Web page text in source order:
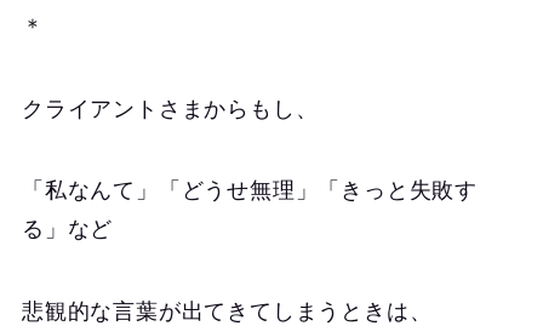
＊
クライアントさまからもし、
「私なんて」「どうせ無理」「きっと失敗す
る」など
悲観的な言葉が出てきてしまうときは、